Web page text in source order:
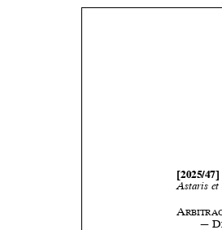

 
 